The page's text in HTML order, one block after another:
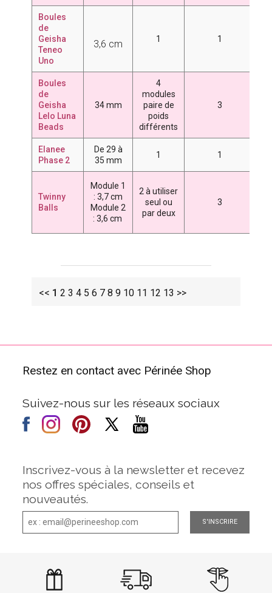
Boules
de
Geisha
Teneo
Uno
3,6 cm 1 1
Boules
de
Geisha
Lelo Luna
Beads
34 mm
4
modules
paire de
poids
différents
3
Elanee
Phase 2
De 29 à
35 mm
1 1
Twinny
Balls
Module 1
: 3,7 cm
Module 2
: 3,6 cm
2 à utiliser
seul ou
par deux
3
<< 1 2 3 4 5 6 7 8 9 10 11 12 13 >>
Restez en contact avec Périnée Shop
Suivez-nous sur les réseaux sociaux
Inscrivez-vous à la newsletter et recevez
nos offres spéciales, conseils et
nouveautés.
S'INSCRIRE